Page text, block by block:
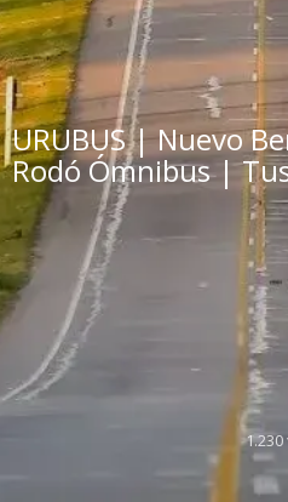
URUBUS | Nuevo
Rodó Ómnibus |
1.230